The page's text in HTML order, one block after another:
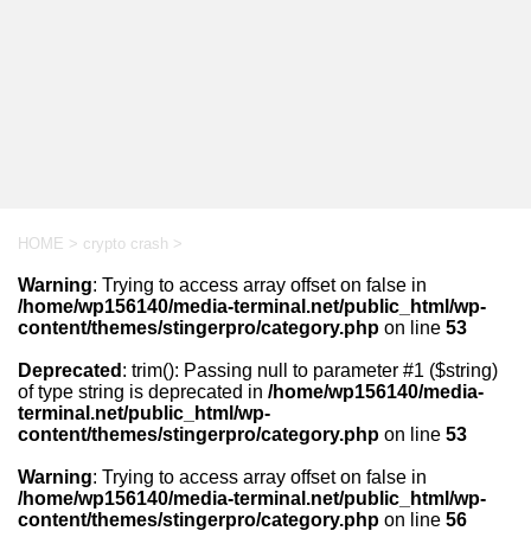
HOME > crypto crash >
Warning: Trying to access array offset on false in
/home/wp156140/media-terminal.net/public_html/wp-
content/themes/stingerpro/category.php on line 53
Deprecated : trim(): Passing null to parameter #1 ($string)
of type string is deprecated in /home/wp156140/media-
terminal.net/public_html/wp-
content/themes/stingerpro/category.php on line 53
Warning: Trying to access array offset on false in
/home/wp156140/media-terminal.net/public_html/wp-
content/themes/stingerpro/category.php on line 56